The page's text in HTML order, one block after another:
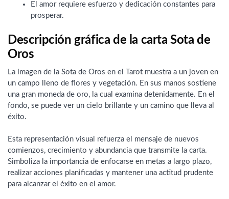
El amor requiere esfuerzo y dedicación constantes para
prosperar.
Descripción gráfica de la carta Sota de
Oros
La imagen de la Sota de Oros en el Tarot muestra a un joven en
un campo lleno de flores y vegetación. En sus manos sostiene
una gran moneda de oro, la cual examina detenidamente. En el
fondo, se puede ver un cielo brillante y un camino que lleva al
éxito.
Esta representación visual refuerza el mensaje de nuevos
comienzos, crecimiento y abundancia que transmite la carta.
Simboliza la importancia de enfocarse en metas a largo plazo,
realizar acciones planificadas y mantener una actitud prudente
para alcanzar el éxito en el amor.